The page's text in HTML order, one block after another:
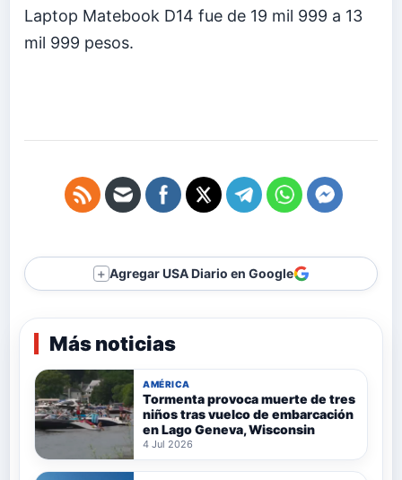
Laptop Matebook D14 fue de 19 mil 999 a 13
mil 999 pesos.
＋ Agregar USA Diario en Google
Más noticias
AMÉRICA
Tormenta provoca muerte de tres
niños tras vuelco de embarcación
en Lago Geneva, Wisconsin
4 Jul 2026